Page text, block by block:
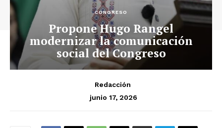
CONGRESO
Propone Hugo Rangel
modernizar la comunicación
social del Congreso
Redacción
junio 17, 2026